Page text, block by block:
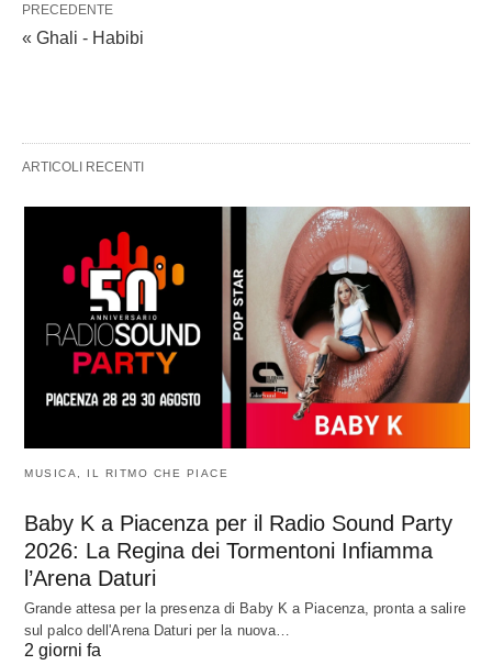
PRECEDENTE
« Ghali - Habibi
ARTICOLI RECENTI
MUSICA, IL RITMO CHE PIACE
Baby K a Piacenza per il Radio Sound Party
2026: La Regina dei Tormentoni Infiamma
l’Arena Daturi
Grande attesa per la presenza di Baby K a Piacenza, pronta a salire
sul palco dell'Arena Daturi per la nuova…
2 giorni fa